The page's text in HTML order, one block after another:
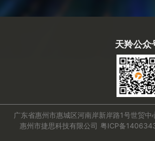
天羚公众
广东省惠州市惠城区河南岸新岸路1号世贸中
惠州市捷思科技有限公司 粤ICP备